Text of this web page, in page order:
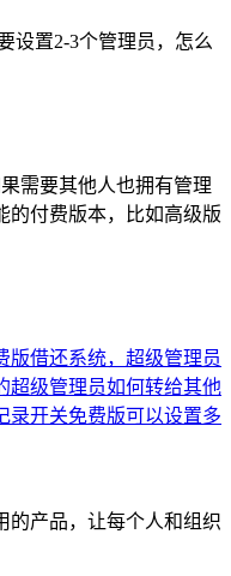
设置2-3个管理员，怎么
需要其他人也拥有管理
的付费版本，比如高级版
版借还系统，超级管理员
超级管理员如何转给其他
录开关免费版可以设置多
的产品，让每个人和组织